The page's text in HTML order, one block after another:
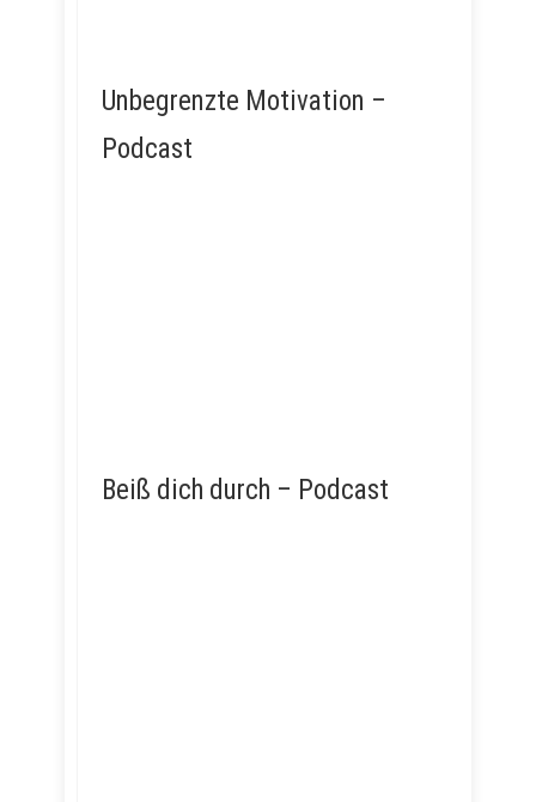
Unbegrenzte Motivation –
Podcast
Beiß dich durch – Podcast